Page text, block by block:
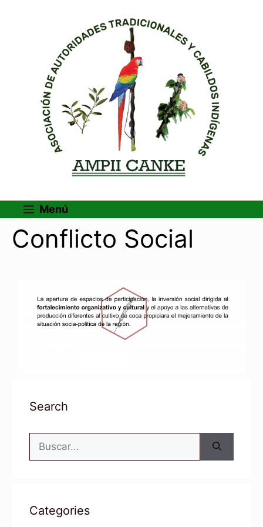
Menú
Conflicto Social
Search
Categories